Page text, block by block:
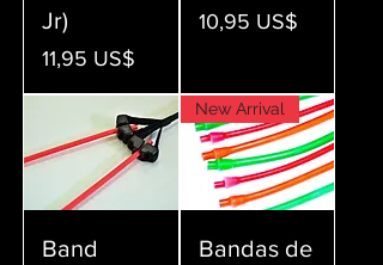
Jr)
Precio
11,95 US$
Precio
10,95 US$
Band
New Arrival
Bandas de